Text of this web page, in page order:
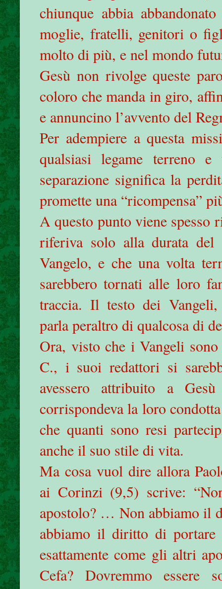
chiunque abbia
moglie, fratelli, genitori o
molto di più, e nel mondo
Gesù non rivolge queste
coloro che manda in giro,
e annuncino l’avvento del
Per adempiere a questa
qualsiasi legame terreno
separazione significa la
promette una “ricompensa”
A questo punto viene spesso
riferiva solo alla durata
Vangelo, e che una volta
sarebbero tornati alle loro
traccia. Il testo dei
parla peraltro di qualcosa di
Ora, visto che i Vangeli
C., i suoi redattori si
avessero attribuito a
corrispondeva la loro
che quanti sono resi
anche il suo stile di vita.
Ma cosa vuol dire allora
ai Corinzi (9,5) scrive:
apostolo? … Non abbiamo il
abbiamo il diritto di portare
esattamente come gli altri
Cefa? Dovremmo